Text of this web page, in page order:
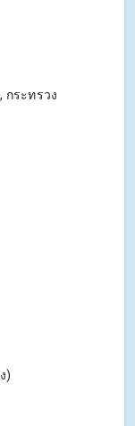
กระทรวง
)